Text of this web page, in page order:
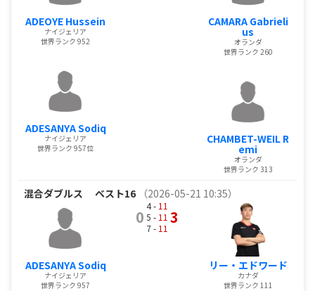
ADEOYE Hussein
ナイジェリア
世界ランク 952
ADESANYA Sodiq
ナイジェリア
世界ランク 957位
CAMARA Gabrieli
us
オランダ
世界ランク 260
CHAMBET-WEIL R
emi
オランダ
世界ランク 313
混合ダブルス ベスト16 （2026-05-21 10:35）
ADESANYA Sodiq
ナイジェリア
世界ランク 957
0
4 - 11
5 - 11
7 - 11
3
リー・エドワード
カナダ
世界ランク 111